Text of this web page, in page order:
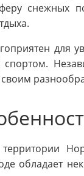
снежных
для
обладает